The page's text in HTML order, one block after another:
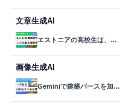
文章生成AI
エストニアの高校生は、…
画像生成AI
Geminiで建築パースを加…